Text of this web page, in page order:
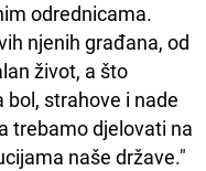
odrednicama.
njenih građana, od
život, a što
strahove i nade
trebamo djelovati na
naše države."